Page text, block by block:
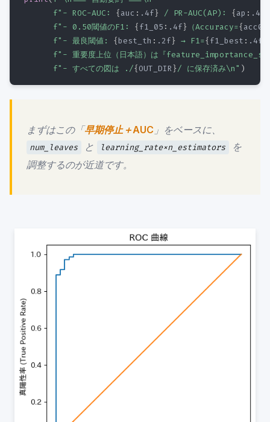
f"- ROC-AUC: {auc : .4f} / PR-AUC(AP): {ap : .4f
f"- 0.50閾値のF1: {f1_05 : .4f} （Accuracy={acc05
f"- 最良閾値: {best_th : .2f} → F1={f1_best : .4f
f"- 重要度上位（日本語）は『
f"- すべての図は ./{OUT_DIR }/ に保存済み\n" )
まずはこの「早期停止＋AUC 」をベースに、
num_leaves と learning_rate×n_estimators
を
調整するのが近道です。